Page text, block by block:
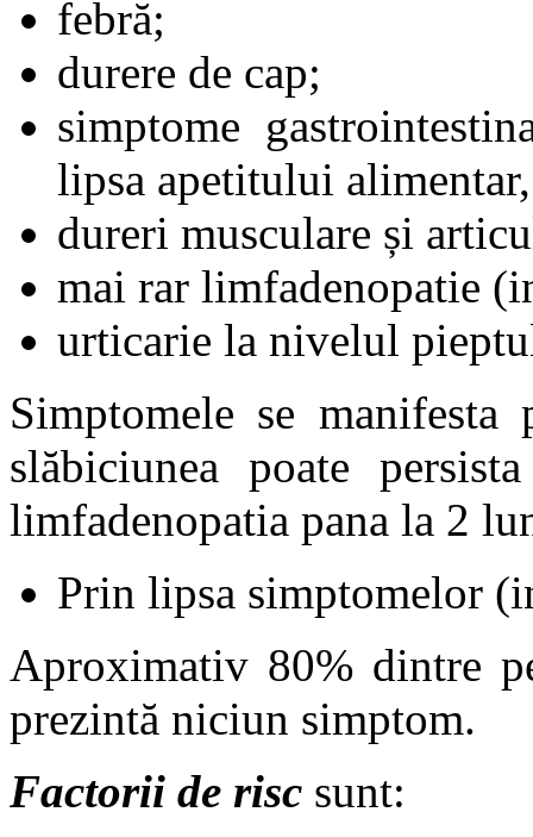
febră;
durere de cap;
simptome
lipsa apetitului
dureri musculare și
mai rar limfadenopatie
urticarie la nivelul
Simptomele se
slăbiciunea poate
limfadenopatia pana la 2
Prin lipsa simptomelor
Aproximativ 80% dintre
prezintă niciun simptom.
Factorii de risc sunt: